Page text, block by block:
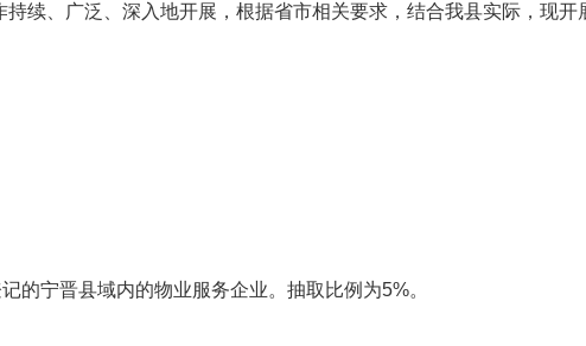
持续、广泛、深入地开展，根据省市相关要求，结合我县实际，现
的宁晋县域内的物业服务企业。 抽取比例为5%。